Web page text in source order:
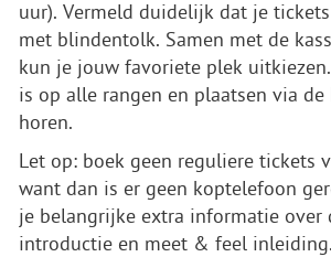
uur). Vermeld duidelijk dat je
met blindentolk. Samen met de
kun je jouw favoriete plek
is op alle rangen en plaatsen via
horen.
Let op: boek geen reguliere tickets
want dan is er geen koptelefoon
je belangrijke extra informatie over
introductie en meet & feel inleiding.